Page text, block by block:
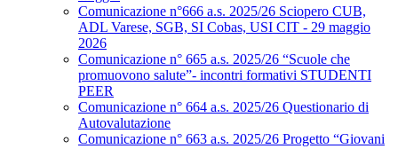
Comunicazione n°666 a.s. 2025/26 Sciopero CUB,
ADL Varese, SGB, SI Cobas, USI CIT - 29 maggio
2026
Comunicazione n° 665 a.s. 2025/26 “Scuole che
promuovono salute”- incontri formativi STUDENTI
PEER
Comunicazione n° 664 a.s. 2025/26 Questionario di
Autovalutazione
Comunicazione n° 663 a.s. 2025/26 Progetto “Giovani